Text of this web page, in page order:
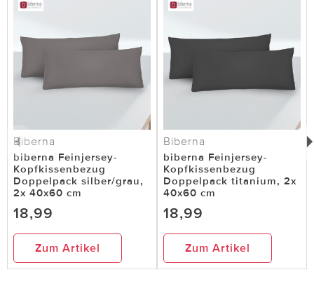
Biberna
biberna Feinjersey-
Kopfkissenbezug
Doppelpack silber/grau,
2x 40x60 cm
18,99
Zum Artikel
Biberna
biberna Feinjersey-
Kopfkissenbezug
Doppelpack titanium, 2x
40x60 cm
18,99
Zum Artikel